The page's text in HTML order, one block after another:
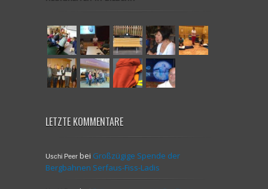
LETZTE KOMMENTARE
Uschi Peerbei Großzügige Spende der
Bergbahnen Serfaus-Fiss-Ladis